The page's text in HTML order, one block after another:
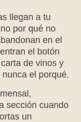
llegan a tu
por qué no
en el
el botón
de vinos y
el porqué.
sección cuando
un